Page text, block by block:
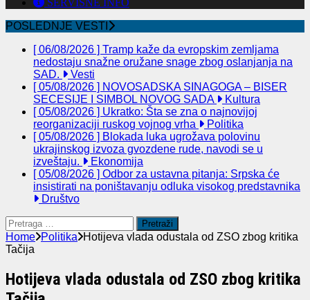
SERVISNE INFO
POSLEDNJE VESTI
[ 06/08/2026 ] Tramp kaže da evropskim zemljama
nedostaju snažne oružane snage zbog oslanjanja na
SAD.
Vesti
[ 05/08/2026 ] NOVOSADSKA SINAGOGA – BISER
SECESIJE I SIMBOL NOVOG SADA
Kultura
[ 05/08/2026 ] Ukratko: Šta se zna o najnovijoj
reorganizaciji ruskog vojnog vrha
Politika
[ 05/08/2026 ] Blokada luka ugrožava polovinu
ukrajinskog izvoza gvozdene rude, navodi se u
izveštaju.
Ekonomija
[ 05/08/2026 ] Odbor za ustavna pitanja: Srpska će
insistirati na poništavanju odluka visokog predstavnika
Društvo
Pretraga
za:
Home Politika
Hotijeva vlada odustala od ZSO zbog kritika
Tačija
Hotijeva vlada odustala od ZSO zbog kritika